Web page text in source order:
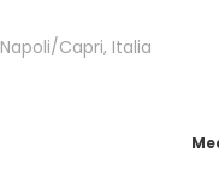
Napoli/capri, Italia